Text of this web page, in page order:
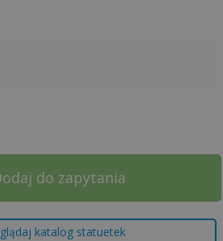
do zapytania
katalog statuetek